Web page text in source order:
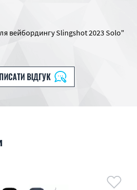
вейбордингу Slingshot 2023 Solo"
ВІДГУК